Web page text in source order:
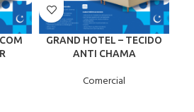
GRAND HOTEL – TECIDO
ANTI CHAMA
Comercial